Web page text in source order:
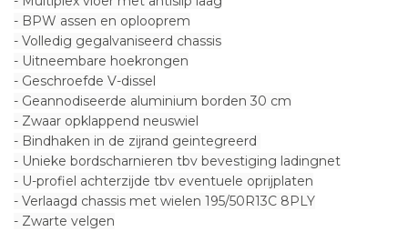
- BPW assen en oplooprem
- Volledig gegalvaniseerd chassis
- Uitneembare hoekrongen
- Geschroefde V-dissel
- Geannodiseerde aluminium borden 30 cm
- Zwaar opklappend neuswiel
- Bindhaken in de zijrand geintegreerd
- Unieke bordscharnieren tbv bevestiging ladingnet
- U-profiel achterzijde tbv eventuele oprijplaten
- Verlaagd chassis met wielen 195/50R13C 8PLY
- Zwarte velgen